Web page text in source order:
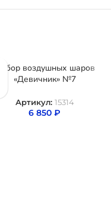
воздушных шаров
«Девичник» №7
Артикул: 15314
6 850 ₽